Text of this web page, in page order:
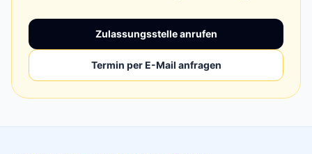
Zulassungsstelle anrufen
Termin per E-Mail anfragen